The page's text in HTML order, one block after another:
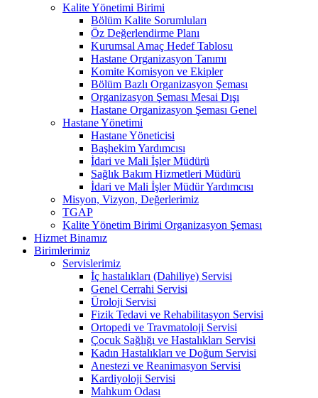
Kalite Yönetimi Birimi
Bölüm Kalite Sorumluları
Öz Değerlendirme Planı
Kurumsal Amaç Hedef Tablosu
Hastane Organizasyon Tanımı
Komite Komisyon ve Ekipler
Bölüm Bazlı Organizasyon Şeması
Organizasyon Şeması Mesai Dışı
Hastane Organizasyon Şeması Genel
Hastane Yönetimi
Hastane Yöneticisi
Başhekim Yardımcısı
İdari ve Mali İşler Müdürü
Sağlık Bakım Hizmetleri Müdürü
İdari ve Mali İşler Müdür Yardımcısı
Misyon, Vizyon, Değerlerimiz
TGAP
Kalite Yönetim Birimi Organizasyon Şeması
Hizmet Binamız
Birimlerimiz
Servislerimiz
İç hastalıkları (Dahiliye) Servisi
Genel Cerrahi Servisi
Üroloji Servisi
Fizik Tedavi ve Rehabilitasyon Servisi
Ortopedi ve Travmatoloji Servisi
Çocuk Sağlığı ve Hastalıkları Servisi
Kadın Hastalıkları ve Doğum Servisi
Anestezi ve Reanimasyon Servisi
Kardiyoloji Servisi
Mahkum Odası